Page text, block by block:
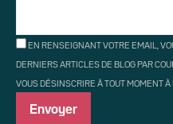
EN RENSEIGNANT VOTRE EMAIL,
DERNIERS ARTICLES DE BLOG PAR
VOUS DÉSINSCRIRE À TOUT MOMENT